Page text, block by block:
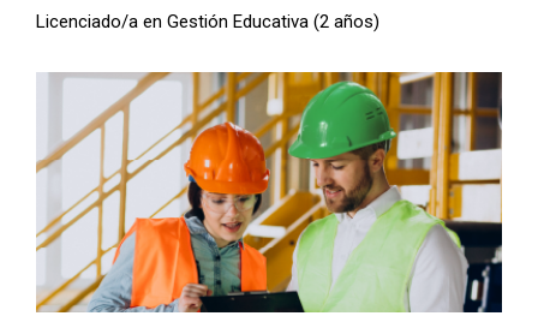
Licenciado/a en Gestión Educativa (2 años)